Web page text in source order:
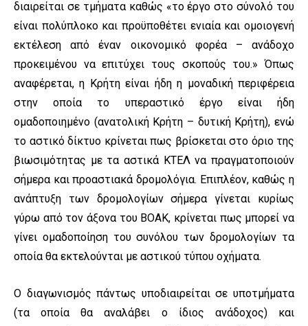
διαιρείται σε τμήματα καθώς «το έργο στο σύνολό του
είναι πολύπλοκο και προϋποθέτει ενιαία και ομοιογενή
εκτέλεση από έναν οικονομικό φορέα – ανάδοχο
προκειμένου να επιτύχει τους σκοπούς του.» Όπως
αναφέρεται, η Κρήτη είναι ήδη η μοναδική περιφέρεια
στην οποία το υπεραστικό έργο είναι ήδη
ομαδοποιημένο (ανατολική Κρήτη – δυτική Κρήτη), ενώ
το αστικό δίκτυο κρίνεται πως βρίσκεται στο όριο της
βιωσιμότητας με τα αστικά ΚΤΕΛ να πραγματοποιούν
σήμερα και προαστιακά δρομολόγια. Επιπλέον, καθώς η
ανάπτυξη των δρομολογίων σήμερα γίνεται κυρίως
γύρω από τον άξονα του ΒΟΑΚ, κρίνεται πως μπορεί να
γίνει ομαδοποίηση του συνόλου των δρομολογίων τα
οποία θα εκτελούνται με αστικού τύπου οχήματα.
Ο διαγωνισμός πάντως υποδιαιρείται σε υποτμήματα
(τα οποία θα αναλάβει ο ίδιος ανάδοχος) και